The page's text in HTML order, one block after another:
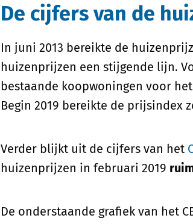
De cijfers van de
In juni 2013 bereikte de
huizenprijzen een stijgende lijn.
bestaande koopwoningen voor
Begin 2019 bereikte de prijsindex
Verder blijkt uit de cijfers van het
huizenprijzen in februari 2019
De onderstaande grafiek van het